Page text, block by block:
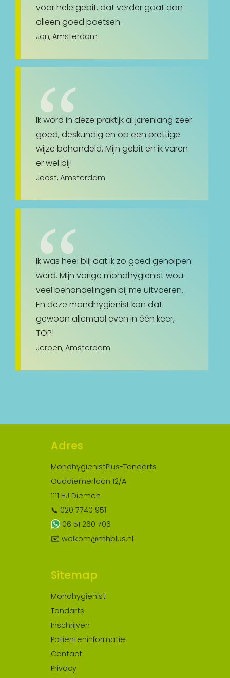
voor hele gebit, dat verder gaat dan
alleen goed poetsen.
Jan, Amsterdam
Ik word in deze praktijk al jarenlang zeer
goed, deskundig en op een prettige
wijze behandeld. Mijn gebit en ik varen
er wel bij!
Joost, Amsterdam
Ik was heel blij dat ik zo goed geholpen
werd. Mijn vorige mondhygiënist wou
veel behandelingen bij me uitvoeren.
En deze mondhygiënist kon dat
gewoon allemaal even in één keer,
TOP!
Jeroen, Amsterdam
Adres
MondhygïenistPlus-Tandarts
Ouddiemerlaan 12/A
1111 HJ Diemen
📞 020 7740 951
06 51 260 706
✉️ welkom@mhplus.nl
Sitemap
Mondhygiënist
Tandarts
Inschrijven
Patiënteninformatie
Contact
Privacy